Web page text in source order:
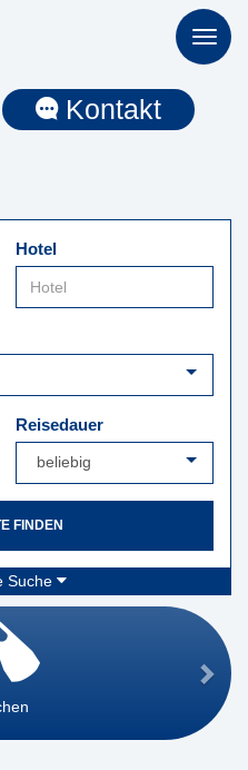
Toggle
Kontakt
Hotel
Reisedauer
FINDEN
Suche